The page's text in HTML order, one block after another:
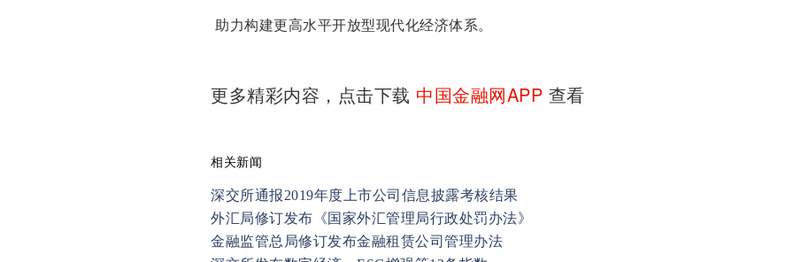
助力构建更高水平开放型现代化经济体系。
更多精彩内容，点击下载 中国金融网APP 查看
相关新闻
深交所通报2019年度上市公司信息披露考核结果
外汇局修订发布《国家外汇管理局行政处罚办法》
金融监管总局修订发布金融租赁公司管理办法